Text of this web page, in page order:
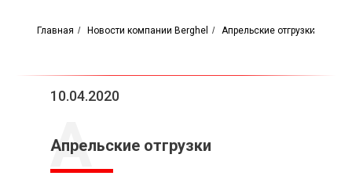
Главная / Новости компании Berghel / Апрельские отгрузки
Апрельские отгрузки
А
10.04.2020